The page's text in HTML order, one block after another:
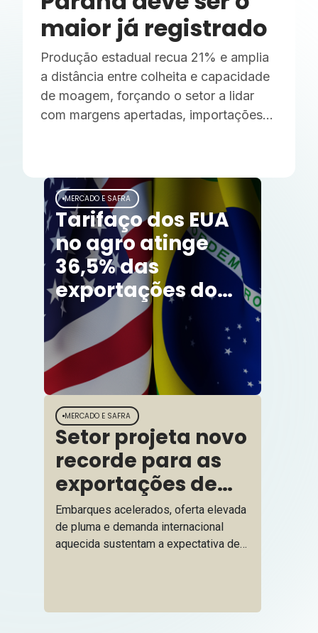
maior já registrado
Produção estadual recua 21% e amplia
a distância entre colheita e capacidade
de moagem, forçando o setor a lidar
com margens apertadas, importações
MERCADO E SAFRA
Tarifaço dos EUA
no agro atinge
36,5% das
exportações do
agronegócio
brasileiro
MERCADO E SAFRA
Setor projeta novo
recorde para as
exportações de
algodão
Embarques acelerados, oferta elevada
de pluma e demanda internacional
aquecida sustentam a expectativa de